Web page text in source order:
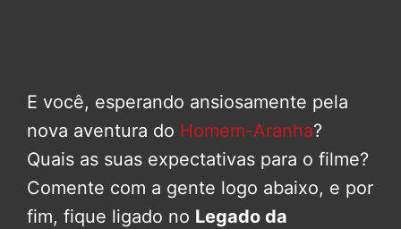
E você, esperando ansiosamente pela
nova aventura do Homem-Aranha?
Quais as suas expectativas para o filme?
Comente com a gente logo abaixo, e por
fim, fique ligado no Legado da